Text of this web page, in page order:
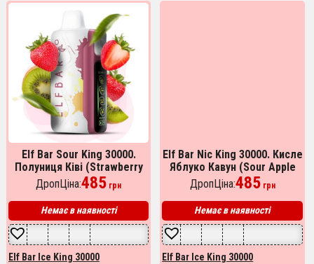
Elf Bar Sour King 30000.
Полуниця Ківі (Strawberry
Kiwi)
ДропЦіна:485 грн
Немає в наявності
Elf Bar Ice King 30000
Elf Bar Nic King 30000. Кисле
Яблуко Кавун (Sour Apple
Watermelon)
ДропЦіна:485грн
Немає в наявності
Elf Bar Ice King 30000